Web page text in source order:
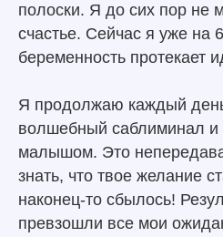
полоски. Я до сих пор не
счастье. Сейчас я уже на
беременность протекает
Я продолжаю каждый
волшебный саблиминал
малышом. Это
знать, что твое желание
наконец-то сбылось!
превзошли все мои